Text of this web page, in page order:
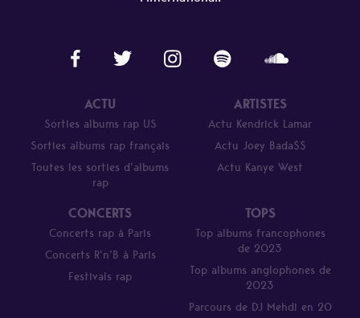
ACTU
Sorties albums rap US
Sorties albums rap français
Toutes les sorties d’albums
rap
ARTISTES
Actu Kendrick Lamar
Actu Joey Bada$$
Actu Kanye West
CONCERTS
Concerts rap à Paris
Concerts R’n’B à Paris
Festivals rap
TOPS
Top albums francophones
de 2023
Top albums anglophones de
2023
Parcours de DJ Mehdi en 20